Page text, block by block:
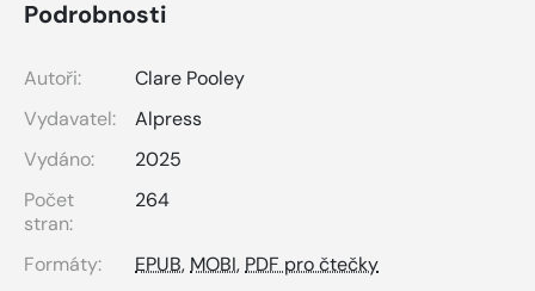
Podrobnosti
Autoři:
Clare Pooley
Vydavatel:
Alpress
Vydáno:
2025
Počet
stran:
264
Formáty: EPUB,MOBI,PDF pro čtečky